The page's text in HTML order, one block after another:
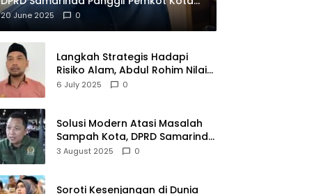
Tepian
20 June 2025 0
Langkah Strategis Hadapi
Risiko Alam, Abdul Rohim Nilai
Samarinda Siap Jadi Pusat
6 July 2025 0
Solusi Modern Atasi Masalah
Sampah Kota, DPRD Samarinda
Dukung Penuh Proyek PLTSA
3 August 2025 0
Soroti Kesenjangan di Dunia